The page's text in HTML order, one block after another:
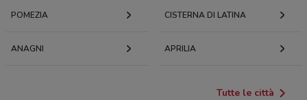
POMEZIA CISTERNA DI LATINA
ANAGNI APRILIA
Tutte le città